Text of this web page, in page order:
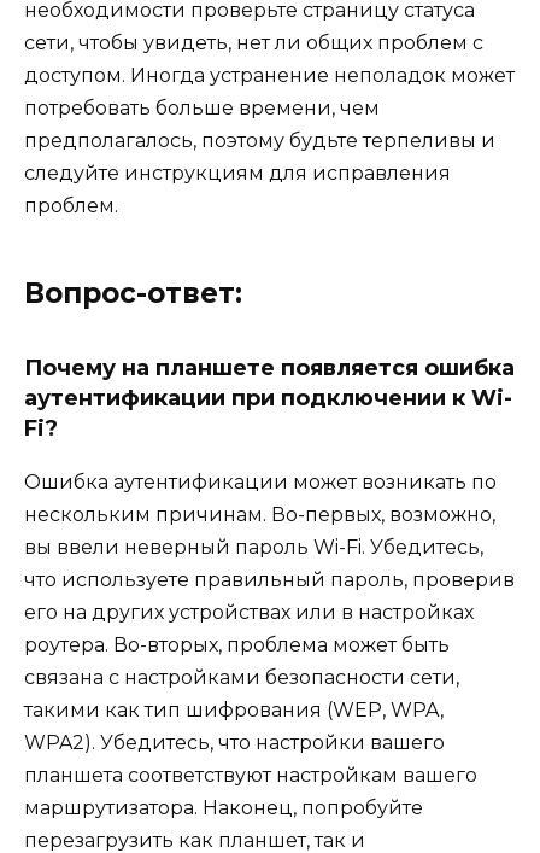
необходимости проверьте страницу статуса
сети, чтобы увидеть, нет ли общих проблем с
доступом. Иногда устранение неполадок может
потребовать больше времени, чем
предполагалось, поэтому будьте терпеливы и
следуйте инструкциям для исправления
проблем.
Вопрос-ответ:
Почему на планшете появляется ошибка
аутентификации при подключении к Wi-
Fi?
Ошибка аутентификации может возникать по
нескольким причинам. Во-первых, возможно,
вы ввели неверный пароль Wi-Fi. Убедитесь,
что используете правильный пароль, проверив
его на других устройствах или в настройках
роутера. Во-вторых, проблема может быть
связана с настройками безопасности сети,
такими как тип шифрования (WEP, WPA,
WPA2). Убедитесь, что настройки вашего
планшета соответствуют настройкам вашего
маршрутизатора. Наконец, попробуйте
перезагрузить как планшет, так и